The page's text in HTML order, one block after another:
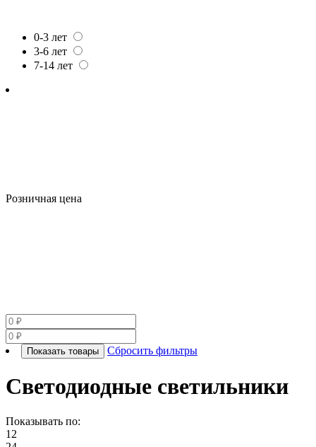
0-3 лет
3-6 лет
7-14 лет
Розничная цена
Показать товары Сбросить фильтры
Светодиодные светильники
Показывать по:
12